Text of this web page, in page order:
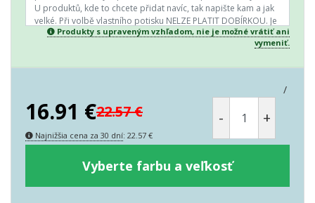
Produkty s upraveným vzhľadom, nie je možné vrátiť ani
vymeniť.
/
16.91 €22.57€
Najnižšia cena za 30 dní: 22.57 €
- +
Vyberte farbu a veľkosť